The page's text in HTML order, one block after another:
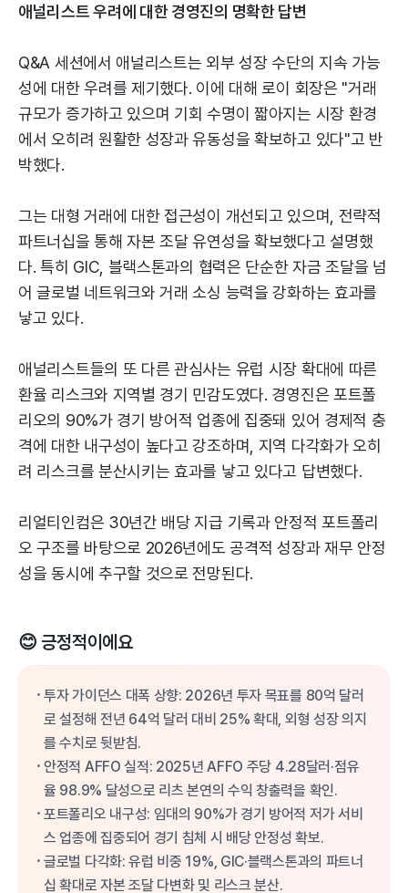
애널리스트 우려에 대한 경영진의 명확한 답변
Q&A 세션에서 애널리스트는 외부 성장 수단의 지속 가능
성에 대한 우려를 제기했다. 이에 대해 로이 회장은 "거래
규모가 증가하고 있으며 기회 수명이 짧아지는 시장 환경
에서 오히려 원활한 성장과 유동성을 확보하고 있다"고 반
박했다.
그는 대형 거래에 대한 접근성이 개선되고 있으며, 전략적
파트너십을 통해 자본 조달 유연성을 확보했다고 설명했
다. 특히 GIC, 블랙스톤과의 협력은 단순한 자금 조달을 넘
어 글로벌 네트워크와 거래 소싱 능력을 강화하는 효과를
낳고 있다.
애널리스트들의 또 다른 관심사는 유럽 시장 확대에 따른
환율 리스크와 지역별 경기 민감도였다. 경영진은 포트폴
리오의 90%가 경기 방어적 업종에 집중돼 있어 경제적 충
격에 대한 내구성이 높다고 강조하며, 지역 다각화가 오히
려 리스크를 분산시키는 효과를 낳고 있다고 답변했다.
리얼티인컴은 30년간 배당 지급 기록과 안정적 포트폴리
오 구조를 바탕으로 2026년에도 공격적 성장과 재무 안정
성을 동시에 추구할 것으로 전망된다.
😊 긍정적이에요
투자 가이던스 대폭 상향: 2026년 투자 목표를 80억 달러
로 설정해 전년 64억 달러 대비 25% 확대, 외형 성장 의지
를 수치로 뒷받침.
안정적 AFFO 실적: 2025년 AFFO 주당 4.28달러·점유
율 98.9% 달성으로 리츠 본연의 수익 창출력을 확인.
포트폴리오 내구성: 임대의 90%가 경기 방어적 저가 서비
스 업종에 집중되어 경기 침체 시 배당 안정성 확보.
글로벌 다각화: 유럽 비중 19%, GIC·블랙스톤과의 파트너
십 확대로 자본 조달 다변화 및 리스크 분산.